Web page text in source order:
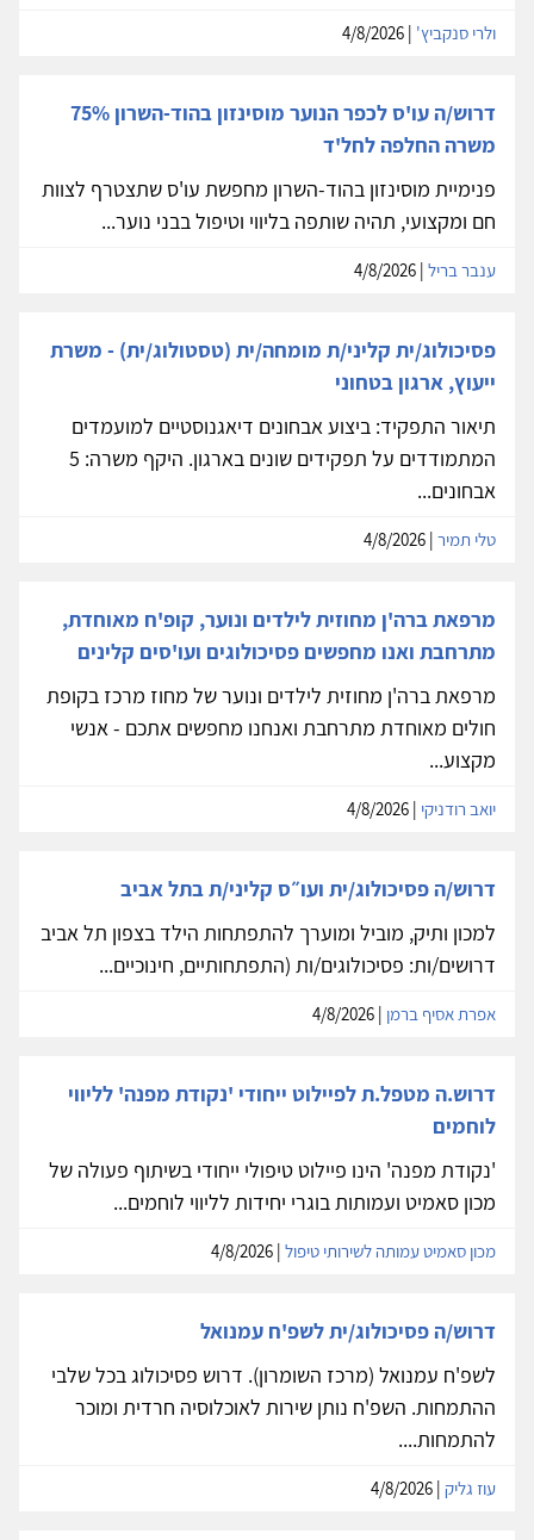
ולרי סנקביץ'
דרוש/ה עו'ס לכפר הנוער מוסינזון בהוד-השרון 75%
משרה החלפה לחל'ד
פנימיית מוסינזון בהוד-השרון מחפשת עו'ס שתצטרף לצוות
חם ומקצועי, תהיה שותפה בליווי וטיפול בבני נוער...
ענבר בריל
פסיכולוג/ית קליני/ת מומחה/ית (טסטולוג/ית) - משרת
ייעוץ, ארגון בטחוני
תיאור התפקיד: ביצוע אבחונים דיאגנוסטיים למועמדים
המתמודדים על תפקידים שונים בארגון. היקף משרה: 5
אבחונים...
טלי תמיר
מרפאת ברה'ן מחוזית לילדים ונוער, קופ'ח מאוחדת,
מתרחבת ואנו מחפשים פסיכולוגים ועו'סים קלינים
מרפאת ברה'ן מחוזית לילדים ונוער של מחוז מרכז בקופת
חולים מאוחדת מתרחבת ואנחנו מחפשים אתכם - אנשי
מקצוע...
יואב רודניקי
דרוש/ה פסיכולוג/ית ועו״ס קליני/ת בתל אביב
למכון ותיק, מוביל ומוערך להתפתחות הילד בצפון תל אביב
דרושים/ות: פסיכולוגים/ות (התפתחותיים, חינוכיים...
אפרת אסיף ברמן
דרוש.ה מטפל.ת לפיילוט ייחודי 'נקודת מפנה' לליווי
לוחמים
'נקודת מפנה' הינו פיילוט טיפולי ייחודי בשיתוף פעולה של
מכון סאמיט ועמותות בוגרי יחידות לליווי לוחמים...
מכון סאמיט עמותה לשירותי טיפול
דרוש/ה פסיכולוג/ית לשפ'ח עמנואל
לשפ'ח עמנואל (מרכז השומרון). דרוש פסיכולוג בכל שלבי
ההתמחות. השפ'ח נותן שירות לאוכלוסיה חרדית ומוכר
להתמחות....
עוז גליק